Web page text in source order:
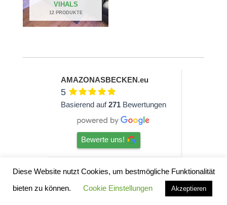
VIHALS
12 PRODUKTE
AMAZONASBECKEN.eu
5
Basierend auf271 Bewertungen
Bewerte uns!
TOP
Hardscape im Laden und
Diese Website nutzt Cookies, um bestmögliche Funktionalität
bieten zu können.
Cookie Einstellungen Akzeptieren